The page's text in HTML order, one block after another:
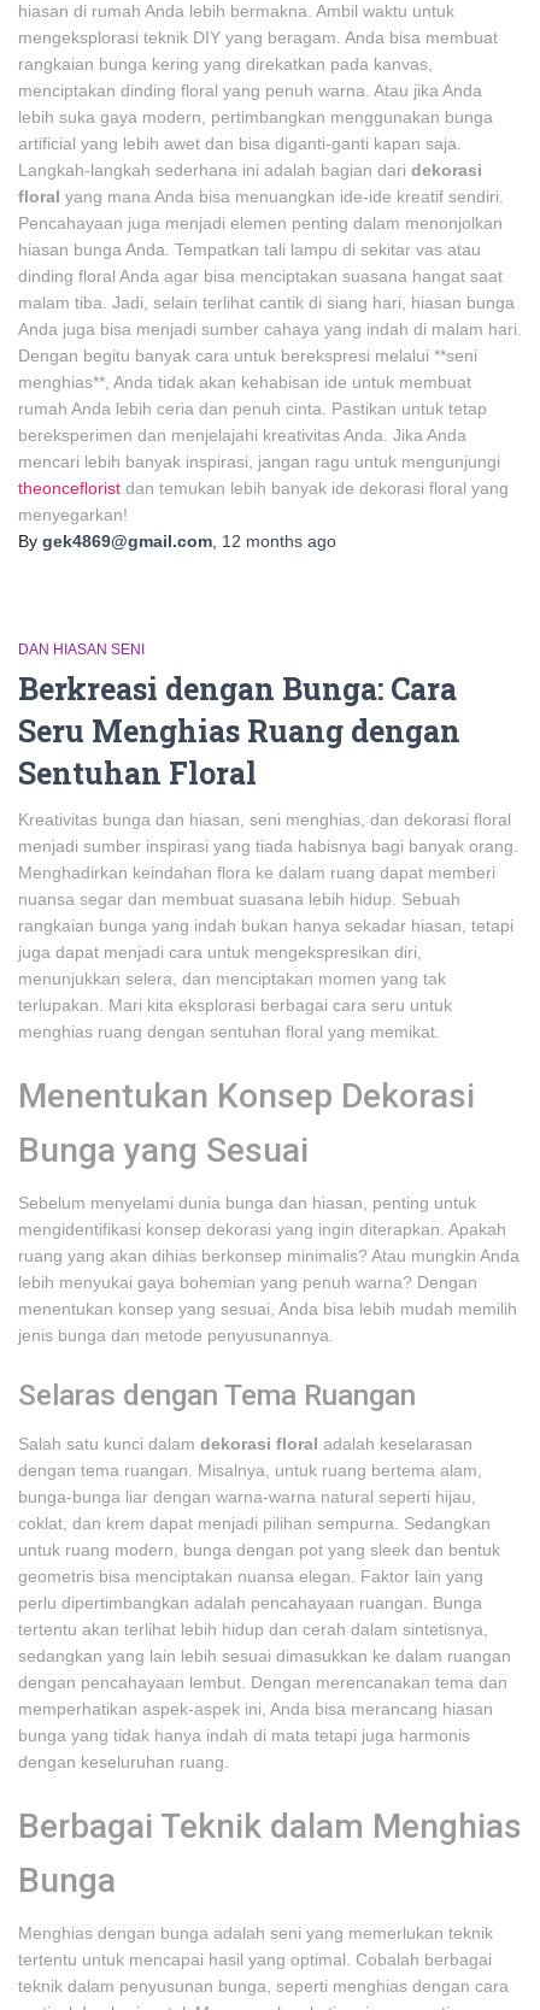
hiasan di rumah Anda lebih bermakna. Ambil waktu untuk
mengeksplorasi teknik DIY yang beragam. Anda bisa membuat
rangkaian bunga kering yang direkatkan pada kanvas,
menciptakan dinding floral yang penuh warna. Atau jika Anda
lebih suka gaya modern, pertimbangkan menggunakan bunga
artificial yang lebih awet dan bisa diganti-ganti kapan saja.
Langkah-langkah sederhana ini adalah bagian dari dekorasi
floral yang mana Anda bisa menuangkan ide-ide kreatif sendiri.
Pencahayaan juga menjadi elemen penting dalam menonjolkan
hiasan bunga Anda. Tempatkan tali lampu di sekitar vas atau
dinding floral Anda agar bisa menciptakan suasana hangat saat
malam tiba. Jadi, selain terlihat cantik di siang hari, hiasan bunga
Anda juga bisa menjadi sumber cahaya yang indah di malam hari.
Dengan begitu banyak cara untuk berekspresi melalui **seni
menghias**, Anda tidak akan kehabisan ide untuk membuat
rumah Anda lebih ceria dan penuh cinta. Pastikan untuk tetap
bereksperimen dan menjelajahi kreativitas Anda. Jika Anda
mencari lebih banyak inspirasi, jangan ragu untuk mengunjungi
theonceflorist dan temukan lebih banyak ide dekorasi floral yang
menyegarkan!
By gek4869@gmail.com 12 months ago
DAN HIASAN SENI
Berkreasi dengan Bunga: Cara
Seru Menghias Ruang dengan
Sentuhan Floral
Kreativitas bunga dan hiasan, seni menghias, dan dekorasi floral
menjadi sumber inspirasi yang tiada habisnya bagi banyak orang.
Menghadirkan keindahan flora ke dalam ruang dapat memberi
nuansa segar dan membuat suasana lebih hidup. Sebuah
rangkaian bunga yang indah bukan hanya sekadar hiasan, tetapi
juga dapat menjadi cara untuk mengekspresikan diri,
menunjukkan selera, dan menciptakan momen yang tak
terlupakan. Mari kita eksplorasi berbagai cara seru untuk
menghias ruang dengan sentuhan floral yang memikat.
Menentukan Konsep Dekorasi
Bunga yang Sesuai
Sebelum menyelami dunia bunga dan hiasan, penting untuk
mengidentifikasi konsep dekorasi yang ingin diterapkan. Apakah
ruang yang akan dihias berkonsep minimalis? Atau mungkin Anda
lebih menyukai gaya bohemian yang penuh warna? Dengan
menentukan konsep yang sesuai, Anda bisa lebih mudah memilih
jenis bunga dan metode penyusunannya.
Selaras dengan Tema Ruangan
Salah satu kunci dalam dekorasi floral adalah keselarasan
dengan tema ruangan. Misalnya, untuk ruang bertema alam,
bunga-bunga liar dengan warna-warna natural seperti hijau,
coklat, dan krem dapat menjadi pilihan sempurna. Sedangkan
untuk ruang modern, bunga dengan pot yang sleek dan bentuk
geometris bisa menciptakan nuansa elegan. Faktor lain yang
perlu dipertimbangkan adalah pencahayaan ruangan. Bunga
tertentu akan terlihat lebih hidup dan cerah dalam sintetisnya,
sedangkan yang lain lebih sesuai dimasukkan ke dalam ruangan
dengan pencahayaan lembut. Dengan merencanakan tema dan
memperhatikan aspek-aspek ini, Anda bisa merancang hiasan
bunga yang tidak hanya indah di mata tetapi juga harmonis
dengan keseluruhan ruang.
Berbagai Teknik dalam Menghias
Bunga
Menghias dengan bunga adalah seni yang memerlukan teknik
tertentu untuk mencapai hasil yang optimal. Cobalah berbagai
teknik dalam penyusunan bunga, seperti menghias dengan cara